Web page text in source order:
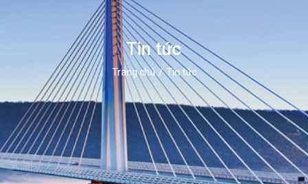
Tin tức
Trang chủ Tin tức